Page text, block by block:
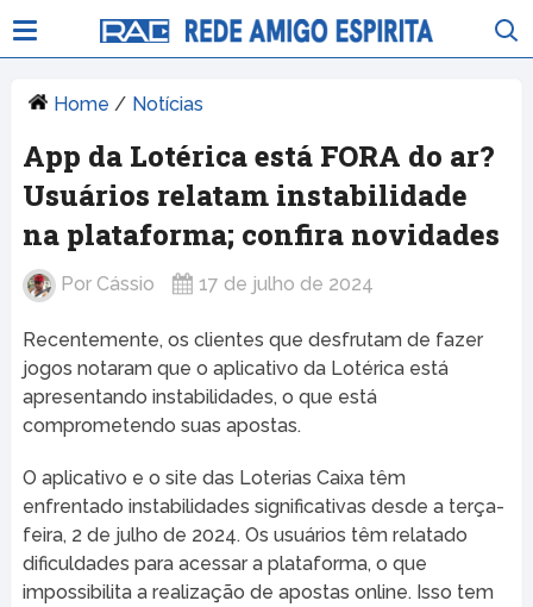
Home / Notícias
App da Lotérica está FORA do ar?
Usuários relatam instabilidade
na plataforma; confira novidades
Por Cássio 17 de julho de 2024
Recentemente, os clientes que desfrutam de fazer
jogos notaram que o aplicativo da Lotérica está
apresentando instabilidades, o que está
comprometendo suas apostas.
O aplicativo e o site das Loterias Caixa têm
enfrentado instabilidades significativas desde a terça-
feira, 2 de julho de 2024. Os usuários têm relatado
dificuldades para acessar a plataforma, o que
impossibilita a realização de apostas online. Isso tem